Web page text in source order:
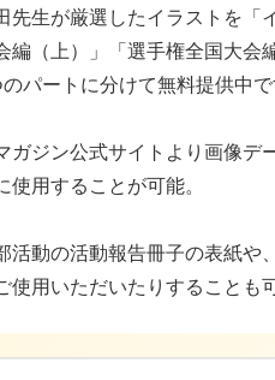
先生が厳選したイラストを「
編（上）」「選手権全国大会
パートに分けて無料提供中で
ガジン公式サイトより画像デ
使用することが可能。
活動の活動報告冊子の表紙や
使用いただいたりすることも